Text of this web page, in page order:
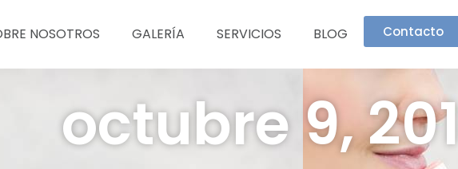
NOSOTROS GALERÍA SERVICIOS BLOG Contacto
octubre 9,